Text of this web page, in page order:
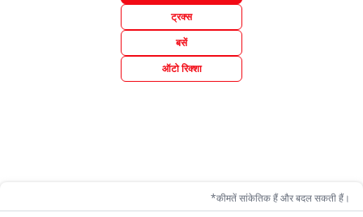
ट्रक्स
बसें
ऑटो रिक्शा
*कीमतें सांकेतिक हैं और बदल सकती हैं।